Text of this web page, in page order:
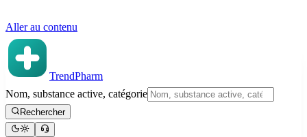
Aller au contenu
TrendPharm
Nom, substance active, catégorie
Rechercher